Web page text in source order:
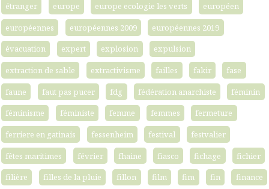
étranger
europe europe ecologie les verts
européen
européennes
européennes 2009
européennes 2019
évacuation
expert explosion
expulsion
extraction de sable
extractivisme failles fakir
fase
faune
faut pas pucer fdg fédération anarchiste
féminin
féminisme
féministe femme femmes
fermeture
ferriere en gatinais
fessenheim festival
festvalier
fêtes maritimes
février fhaine fiasco fichage
fichier
filière
filles de la pluie fillon film fim fin
finance